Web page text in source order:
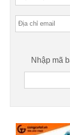
Nhập mã